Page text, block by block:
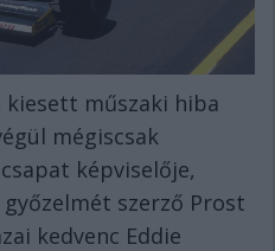
kiesett műszaki hiba
mégiscsak
képviselője,
szerző Prost
kedvenc Eddie